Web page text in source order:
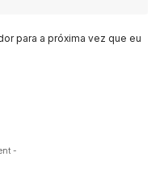
para a próxima vez que eu
-